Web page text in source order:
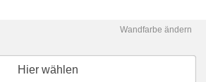
Wandfarbe ändern
Hier wählen